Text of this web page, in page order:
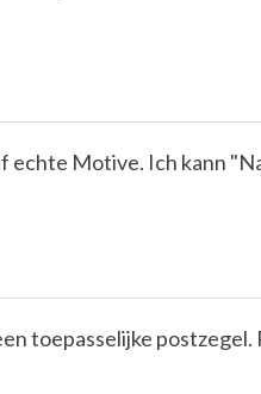
echte Motive. Ich kann
toepasselijke postzegel.